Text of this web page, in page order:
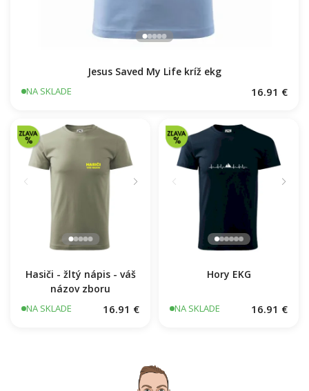
Jesus Saved My Life kríž ekg
NA SKLADE 16.91 €
Hasiči - žltý nápis - váš
názov zboru
NA SKLADE 16.91 €
Hory EKG
NA SKLADE 16.91 €